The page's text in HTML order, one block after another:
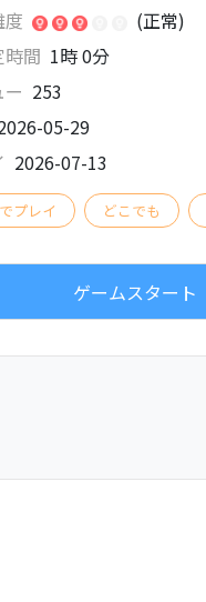
度
(正常)
間 1時 0分
253
05-29
2026-07-13
プレイ どこでも
ゲームスタート